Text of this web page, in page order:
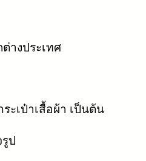
างประเทศ
ะเป๋าเสื้อผ้า เป็นต้น
ป